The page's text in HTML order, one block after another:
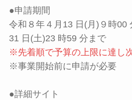
●申請期間
令和８年４月13 日(月)９時00
31 日(土)23 時59 分まで
※先着順で予算の上限に達し
※事業開始前に申請が必要
●詳細サイト